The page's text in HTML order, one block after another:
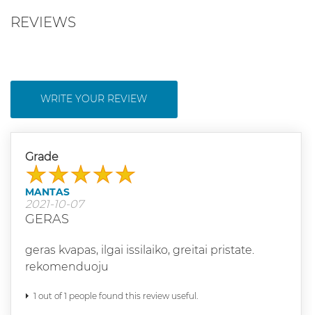
REVIEWS
WRITE YOUR REVIEW
Grade
MANTAS
2021-10-07
GERAS
geras kvapas, ilgai issilaiko, greitai pristate.
rekomenduoju
1 out of 1 people found this review useful.